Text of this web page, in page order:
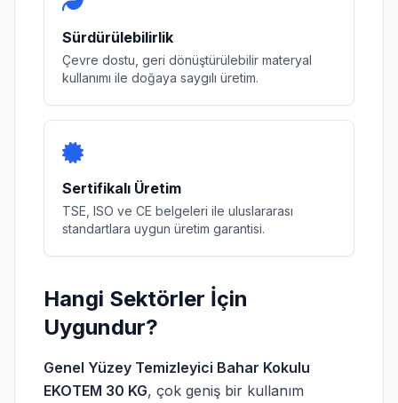
Sürdürülebilirlik
Çevre dostu, geri dönüştürülebilir materyal
kullanımı ile doğaya saygılı üretim.
Sertifikalı Üretim
TSE, ISO ve CE belgeleri ile uluslararası
standartlara uygun üretim garantisi.
Hangi Sektörler İçin
Uygundur?
Genel Yüzey Temizleyici Bahar Kokulu
EKOTEM 30 KG, çok geniş bir kullanım